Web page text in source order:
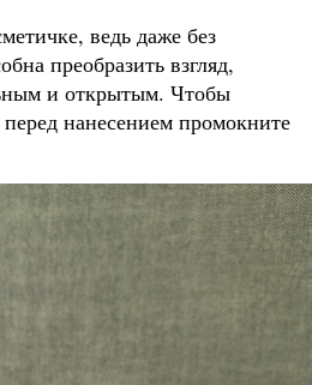
ведь даже без
преобразить взгляд,
и открытым. Чтобы
нанесением промокните